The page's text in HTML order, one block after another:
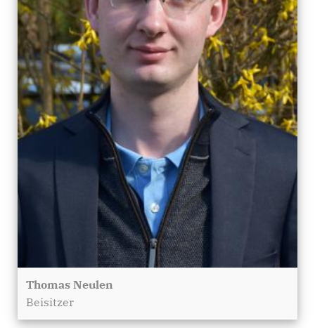
Thomas Neulen
Beisitzer